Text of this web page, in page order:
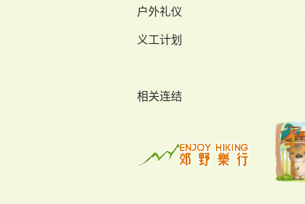
户外礼仪
义工计划
相关连结